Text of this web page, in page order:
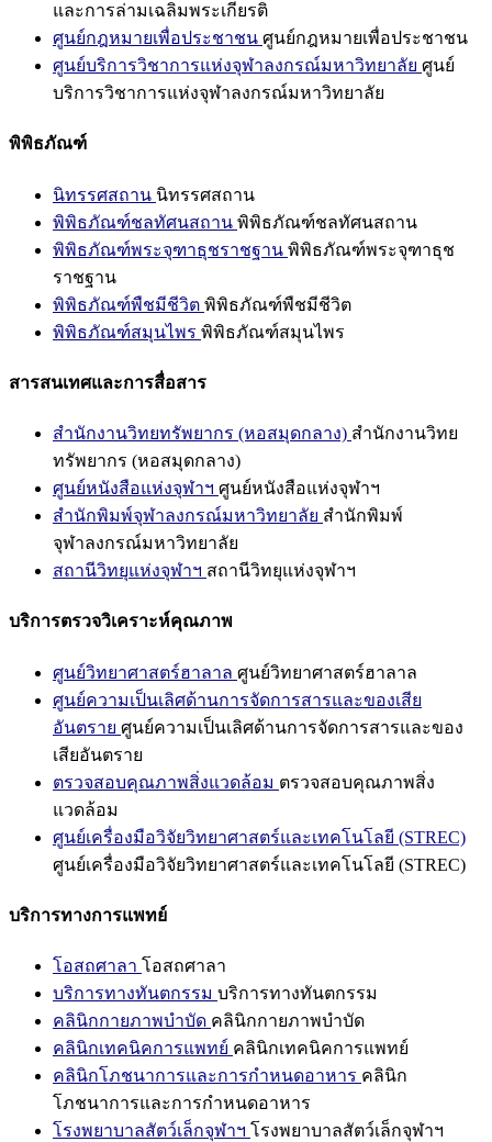
และการล่ามเฉลิมพระเกียรติ
ศูนย์กฎหมายเพื่อประชาชน ศูนย์กฎหมายเพื่อประชาชน
ศูนย์บริการวิชาการแห่งจุฬาลงกรณ์มหาวิทยาลัย ศูนย์
บริการวิชาการแห่งจุฬาลงกรณ์มหาวิทยาลัย
พิพิธภัณฑ์
นิทรรศสถาน นิทรรศสถาน
พิพิธภัณฑ์ชลทัศนสถาน พิพิธภัณฑ์ชลทัศนสถาน
พิพิธภัณฑ์พระจุฑาธุชราชฐาน พิพิธภัณฑ์พระจุฑาธุช
ราชฐาน
พิพิธภัณฑ์พืชมีชีวิต พิพิธภัณฑ์พืชมีชีวิต
พิพิธภัณฑ์สมุนไพร พิพิธภัณฑ์สมุนไพร
สารสนเทศและการสื่อสาร
สำนักงานวิทยทรัพยากร (หอสมุดกลาง) สำนักงานวิทย
ทรัพยากร (หอสมุดกลาง)
ศูนย์หนังสือแห่งจุฬาฯ ศูนย์หนังสือแห่งจุฬาฯ
สำนักพิมพ์จุฬาลงกรณ์มหาวิทยาลัย สำนักพิมพ์
จุฬาลงกรณ์มหาวิทยาลัย
สถานีวิทยุแห่งจุฬาฯ สถานีวิทยุแห่งจุฬาฯ
บริการตรวจวิเคราะห์คุณภาพ
ศูนย์วิทยาศาสตร์ฮาลาล ศูนย์วิทยาศาสตร์ฮาลาล
ศูนย์ความเป็นเลิศด้านการจัดการสารและของเสีย
อันตราย ศูนย์ความเป็นเลิศด้านการจัดการสารและของ
เสียอันตราย
ตรวจสอบคุณภาพสิ่งแวดล้อม ตรวจสอบคุณภาพสิ่ง
แวดล้อม
ศูนย์เครื่องมือวิจัยวิทยาศาสตร์และเทคโนโลยี (STREC)
ศูนย์เครื่องมือวิจัยวิทยาศาสตร์และเทคโนโลยี (STREC)
บริการทางการแพทย์
โอสถศาลา โอสถศาลา
บริการทางทันตกรรม บริการทางทันตกรรม
คลินิกกายภาพบำบัด คลินิกกายภาพบำบัด
คลินิกเทคนิคการแพทย์ คลินิกเทคนิคการแพทย์
คลินิกโภชนาการและการกำหนดอาหาร คลินิก
โภชนาการและการกำหนดอาหาร
โรงพยาบาลสัตว์เล็กจุฬาฯ โรงพยาบาลสัตว์เล็กจุฬาฯ